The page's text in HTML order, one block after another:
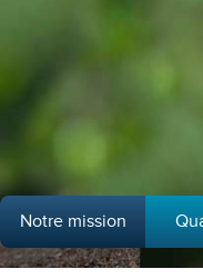
Notre mission